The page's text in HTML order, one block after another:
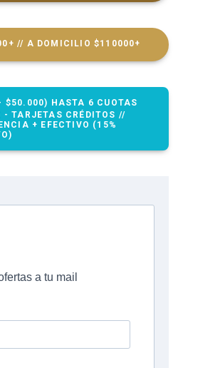
// A DOMICILIO $110000+
$50.000) HASTA 6 CUOTAS
TARJETAS CRÉDITOS //
+ EFECTIVO (15%